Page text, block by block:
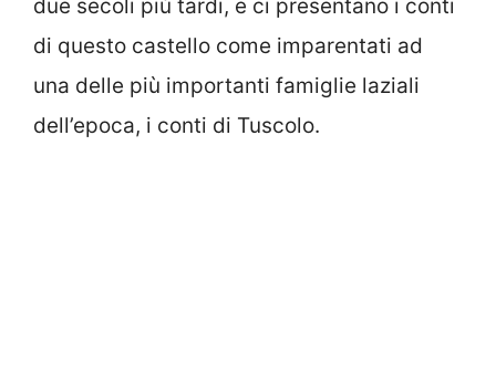
due secoli più tardi, e ci presentano i conti
di questo castello come imparentati ad
una delle più importanti famiglie laziali
dell’epoca, i conti di Tuscolo.